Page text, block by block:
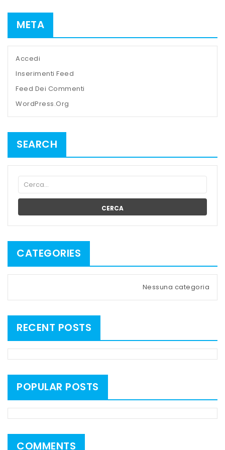
META
Accedi
Inserimenti Feed
Feed Dei Commenti
WordPress.org
SEARCH
CERCA
CATEGORIES
Nessuna categoria
RECENT POSTS
POPULAR POSTS
COMMENTS